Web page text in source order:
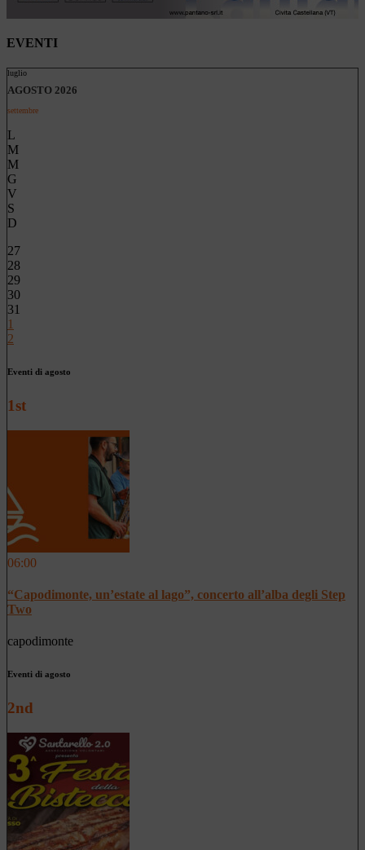
EVENTI
luglio
AGOSTO 2026
settembre
L
M
M
G
V
S
D
27
28
29
30
31
1
2
Eventi di agosto
1st
06:00
“Capodimonte, un’estate al lago”, concerto all’alba degli Step
Two
capodimonte
Eventi di agosto
2nd